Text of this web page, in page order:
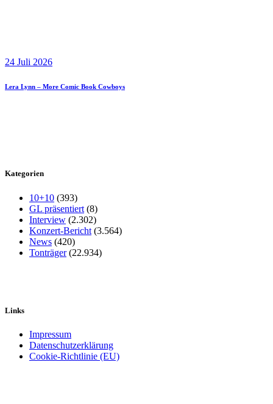
24 Juli 2026
Lera Lynn – More Comic Book Cowboys
Kategorien
10+10 (393)
GL präsentiert (8)
Interview (2.302)
Konzert-Bericht (3.564)
News (420)
Tonträger(22.934)
Links
Impressum
Datenschutzerklärung
Cookie-Richtlinie (EU)